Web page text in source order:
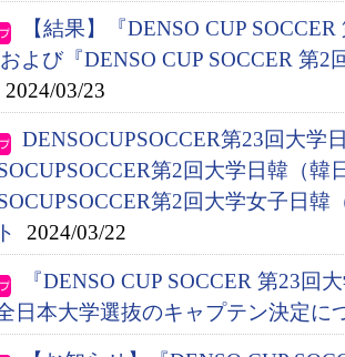
【結果】『DENSO CUP
よび『DENSO CUP SOCCER 第
2024/03/23
DENSOCUPSOCCER第23回大学
第2回大学日韓（韓
第2回大学女子日
2024/03/22
『DENSO CUP SOCCER 第23回
日本大学選抜のキャプテン決定に